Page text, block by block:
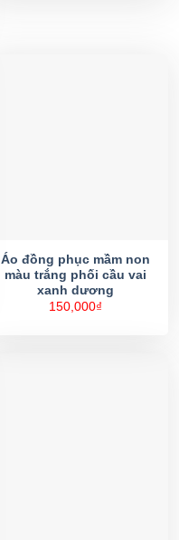
Áo đồng phục mầm non
màu trắng phối cầu vai
xanh dương
150,000₫